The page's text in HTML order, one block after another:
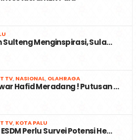
Sulteng Menginspirasi, Sula…
TV, NASIONAL, OLAHRAGA
Hafid Meradang ! Putusan …
TV, KOTA PALU
Perlu Survei Potensi He…